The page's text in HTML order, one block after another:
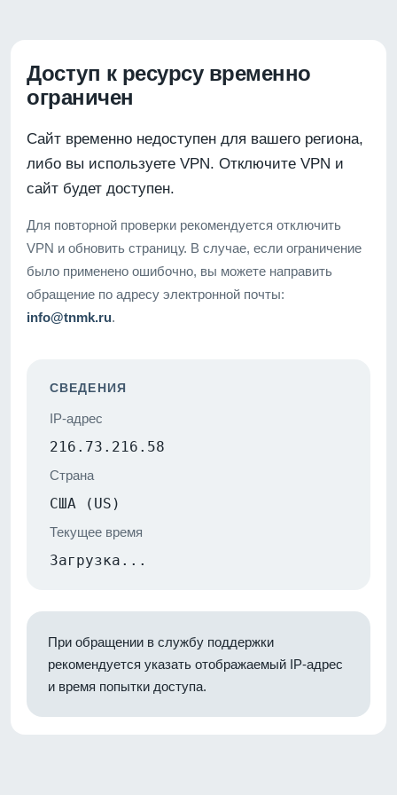
Доступ к ресурсу временно
ограничен
Сайт временно недоступен для вашего региона,
либо вы используете VPN. Отключите VPN и
сайт будет доступен.
Для повторной проверки рекомендуется отключить
VPN и обновить страницу. В случае, если ограничение
было применено ошибочно, вы можете направить
обращение по адресу электронной почты:
info@tnmk.ru.
СВЕДЕНИЯ
IP-адрес
216.73.216.58
Страна
США (US)
Текущее время
Загрузка...
При обращении в службу поддержки
рекомендуется указать отображаемый IP-адрес
и время попытки доступа.